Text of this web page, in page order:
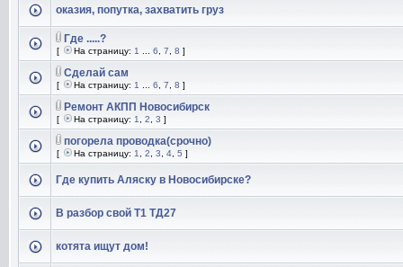
оказия, попутка, захватить груз
Где .....?
[ На страницу: 1 6 7 8 ]
Сделай сам
[ На страницу: 1 6 7 8 ]
Ремонт АКПП Новосибирск
[ На страницу: 1 2 3 ]
погорела проводка(срочно)
[ На страницу: 1 2 3 4 5 ]
Где купить Аляску в Новосибирске?
В разбор свой Т1 ТД27
котята ищут дом!